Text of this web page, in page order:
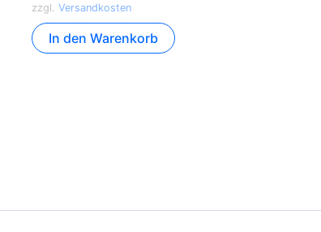
zzgl. Versandkosten
In den Warenkorb